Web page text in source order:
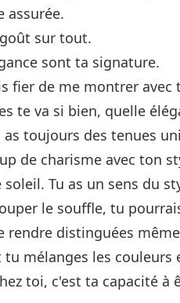
assurée.
sur tout.
sont ta signature.
fier de me montrer avec
te va si bien, quelle
as toujours des tenues
de charisme avec ton
soleil. Tu as un sens du
le souffle, tu
rendre distinguées
tu mélanges les
toi, c'est ta capacité